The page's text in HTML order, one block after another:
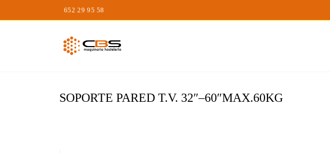
al
652 29 95 58
SOPORTE PARED T.V. 32″–60″MAX.60KG